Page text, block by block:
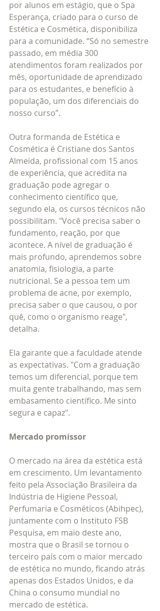
por alunos em estágio, que o Spa
Esperança, criado para o curso de
Estética e Cosmética, disponibiliza
para a comunidade. “Só no semestre
passado, em média 300
atendimentos foram realizados por
mês, oportunidade de aprendizado
para os estudantes, e benefício à
população, um dos diferenciais do
nosso curso”.
Outra formanda de Estética e
Cosmética é Cristiane dos Santos
Almeida, profissional com 15 anos
de experiência, que acredita na
graduação pode agregar o
conhecimento científico que,
segundo ela, os cursos técnicos não
possibilitam. "Você precisa saber o
fundamento, reação, por que
acontece. A nível de graduação é
mais profundo, aprendemos sobre
anatomia, fisiologia, a parte
nutricional. Se a pessoa tem um
problema de acne, por exemplo,
precisa saber o que causou, o por
quê, como o organismo reage",
detalha.
Ela garante que a faculdade atende
as expectativas. "Com a graduação
temos um diferencial, porque tem
muita gente trabalhando, mas sem
embasamento científico. Me sinto
segura e capaz".
Mercado promissor
O mercado na área da estética está
em crescimento. Um levantamento
feito pela Associação Brasileira da
Indústria de Higiene Pessoal,
Perfumaria e Cosméticos (Abihpec),
juntamente com o Instituto FSB
Pesquisa, em maio deste ano,
mostra que o Brasil se tornou o
terceiro país com o maior mercado
de estética no mundo, ficando atrás
apenas dos Estados Unidos, e da
China o consumo mundial no
mercado de estética.